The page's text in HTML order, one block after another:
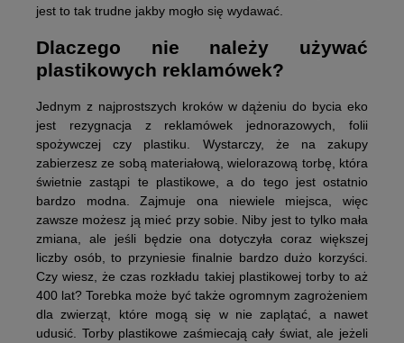
jest to tak trudne jakby mogło się wydawać.
Dlaczego nie należy używać
plastikowych reklamówek?
Jednym z najprostszych kroków w dążeniu do bycia eko
jest rezygnacja z reklamówek jednorazowych, folii
spożywczej czy plastiku. Wystarczy, że na zakupy
zabierzesz ze sobą materiałową, wielorazową torbę, która
świetnie zastąpi te plastikowe, a do tego jest ostatnio
bardzo modna. Zajmuje ona niewiele miejsca, więc
zawsze możesz ją mieć przy sobie. Niby jest to tylko mała
zmiana, ale jeśli będzie ona dotyczyła coraz większej
liczby osób, to przyniesie finalnie bardzo dużo korzyści.
Czy wiesz, że czas rozkładu takiej plastikowej torby to aż
400 lat? Torebka może być także ogromnym zagrożeniem
dla zwierząt, które mogą się w nie zaplątać, a nawet
udusić. Torby plastikowe zaśmiecają cały świat, ale jeżeli